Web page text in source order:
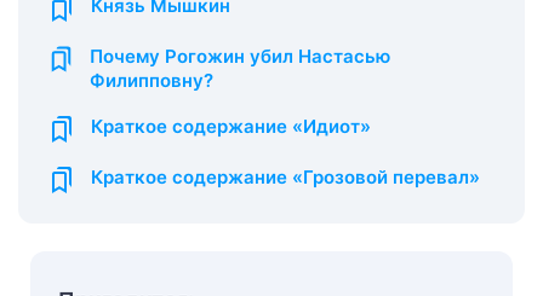
Князь Мышкин
Почему Рогожин убил Настасью
Филипповну?
Краткое содержание «Идиот»
Краткое содержание «Грозовой перевал»